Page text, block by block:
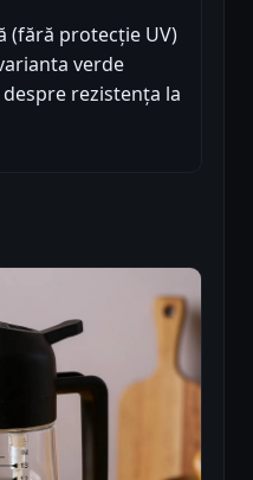
(fără protecție UV)
verde
rezistența la